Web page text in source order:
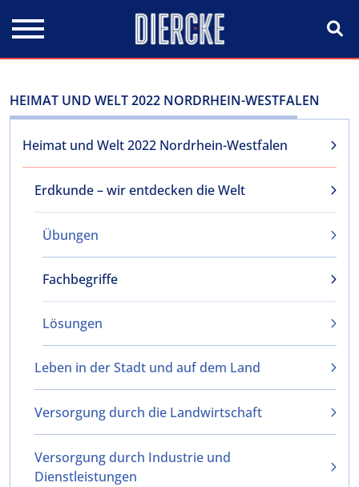
HEIMAT UND WELT 2022 NORDRHEIN-WESTFALEN
Heimat und Welt 2022 Nordrhein-Westfalen
Erdkunde – wir entdecken die Welt
Übungen
Fachbegriffe
Lösungen
Leben in der Stadt und auf dem Land
Versorgung durch die Landwirtschaft
Versorgung durch Industrie und
Dienstleistungen